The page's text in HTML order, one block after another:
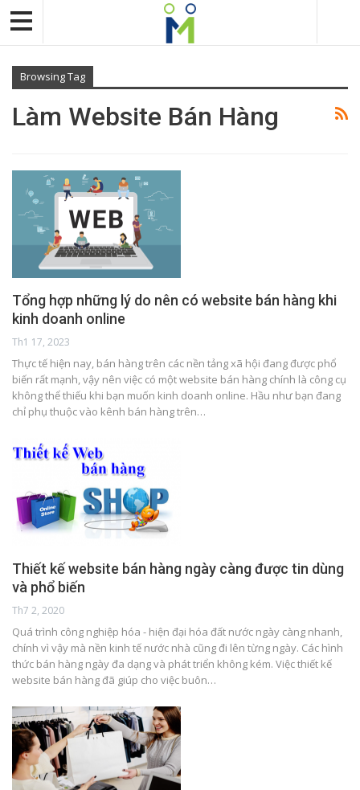
Browsing Tag
Làm Website Bán Hàng
Tổng hợp những lý do nên có website bán hàng khi
kinh doanh online
Th1 17, 2023
Thực tế hiện nay, bán hàng trên các nền tảng xã hội đang được phổ
biến rất mạnh, vậy nên việc có một website bán hàng chính là công cụ
không thể thiếu khi bạn muốn kinh doanh online. Hầu như bạn đang
chỉ phụ thuộc vào kênh bán hàng trên…
Thiết kế website bán hàng ngày càng được tin dùng
và phổ biến
Th7 2, 2020
Quá trình công nghiệp hóa - hiện đại hóa đất nước ngày càng nhanh,
chính vì vậy mà nền kinh tế nước nhà cũng đi lên từng ngày. Các hình
thức bán hàng ngày đa dạng và phát triển không kém. Việc thiết kế
website bán hàng đã giúp cho việc buôn…